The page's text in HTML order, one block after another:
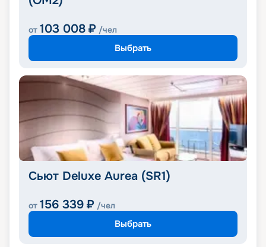
от 103 008 ₽ /чел
Выбрать
Сьют Deluxe Aurea (SR1)
от 156 339 ₽ /чел
Выбрать